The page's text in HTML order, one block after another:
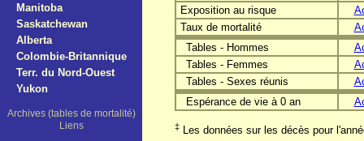
Manitoba
Saskatchewan
Alberta
Colombie-Britannique
Terr. du Nord-Ouest
Yukon
Archives (tables de mortalité)
Liens
Exposition au risque
Taux de mortalité
Tables - Hommes
Tables - Femmes
Tables - Sexes réunis
Espérance de vie à 0 an
‡ Les données sur les décès pour